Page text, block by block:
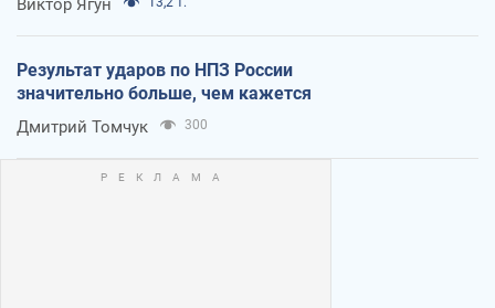
Виктор Ягун
Результат ударов по НПЗ России
значительно больше, чем кажется
Дмитрий Томчук 300